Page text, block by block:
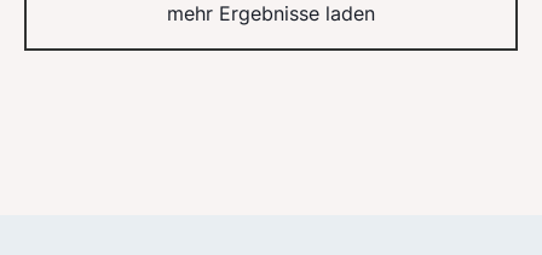
mehr Ergebnisse laden